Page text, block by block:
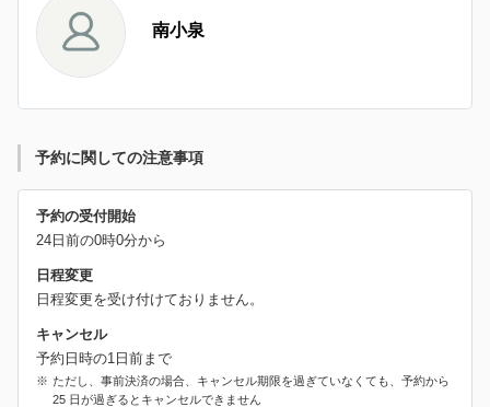
南小泉
予約に関しての注意事項
予約の受付開始
24日前の0時0分から
日程変更
日程変更を受け付けておりません。
キャンセル
予約日時の1日前まで
ただし、事前決済の場合、キャンセル期限を過ぎていなくても、予約から
25 日が過ぎるとキャンセルできません